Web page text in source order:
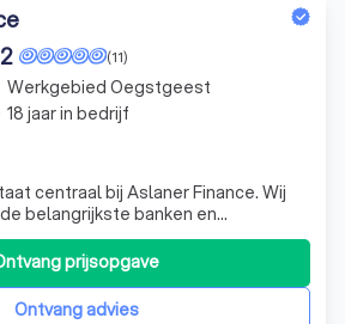
(11)
centraal bij Aslaner Finance. Wij
belangrijkste banken en
en kunnen u aantrekkelijke
aanbieden. Uw persoonlijke
altijd het uitgangspunt bij onze
Ontvang advies
prijsopgave
Werkgebied Oegstgeest
18 jaar in bedrijf